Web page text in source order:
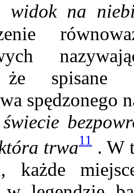
widok na
że spisane
spędzonego
trwa11. W
każde